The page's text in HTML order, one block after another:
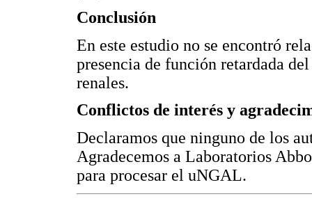
Conclusión
En este estudio no se encontró
presencia de función retardada
renales.
Conflictos de interés y
Declaramos que ninguno de los
Agradecemos a Laboratorios
para procesar el uNGAL.